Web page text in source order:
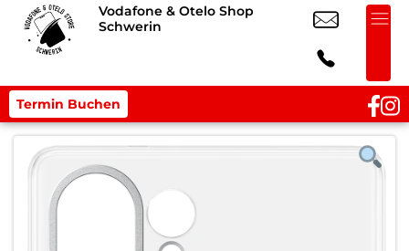
Vodafone & Otelo Shop
Schwerin
Termin Buchen